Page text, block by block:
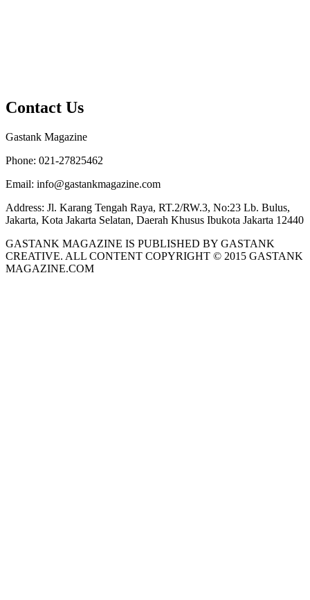
Contact Us
Gastank Magazine
Phone: 021-27825462
Email: info@gastankmagazine.com
Address: Jl. Karang Tengah Raya, RT.2/RW.3, No:23 Lb. Bulus,
Jakarta, Kota Jakarta Selatan, Daerah Khusus Ibukota Jakarta 12440
GASTANK MAGAZINE IS PUBLISHED BY GASTANK
CREATIVE. ALL CONTENT COPYRIGHT © 2015 GASTANK
MAGAZINE.COM